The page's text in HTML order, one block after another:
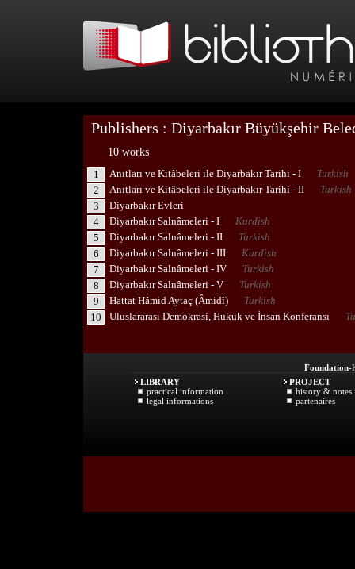
Publishers : Diyarbakır Büyükşehir
10 works
1
Anıtları ve Kitâbeleri ile Diyarbakır Tarihi - I
Turkish
2
Anıtları ve Kitâbeleri ile Diyarbakır Tarihi - II
Turkish
3
Diyarbakır Evleri
4
Diyarbakır Salnâmeleri - I
Kurdish
5
Diyarbakır Salnâmeleri - II
Turkish
6
Diyarbakır Salnâmeleri - III
Kurdish
7
Diyarbakır Salnâmeleri - IV
Turkish
8
Diyarbakır Salnâmeleri - V
Turkish
9
Hattat Hâmid Aytaç (Âmidî)
Turkish
10
Uluslararası Demokrasi, Hukuk ve İnsan Konferansı
Foundation-
LIBRARY
practical information
legal informations
PROJECT
history & notes
partenaires